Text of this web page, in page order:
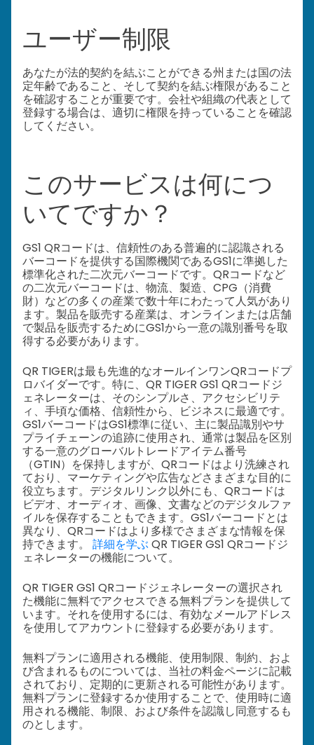
ユーザー制限
あなたが法的契約を結ぶことができる州または国の法
定年齢であること、そして契約を結ぶ権限があること
を確認することが重要です。会社や組織の代表として
登録する場合は、適切に権限を持っていることを確認
してください。
このサービスは何につ
いてですか？
GS1 QRコードは、信頼性のある普遍的に認識される
バーコードを提供する国際機関であるGS1に準拠した
標準化された二次元バーコードです。QRコードなど
の二次元バーコードは、物流、製造、CPG（消費
財）などの多くの産業で数十年にわたって人気があり
ます。製品を販売する産業は、オンラインまたは店舗
で製品を販売するためにGS1から一意の識別番号を取
得する必要があります。
QR TIGERは最も先進的なオールインワンQRコードプ
ロバイダーです。特に、QR TIGER GS1 QRコードジ
ェネレーターは、そのシンプルさ、アクセシビリテ
ィ、手頃な価格、信頼性から、ビジネスに最適です。
GS1バーコードはGS1標準に従い、主に製品識別やサ
プライチェーンの追跡に使用され、通常は製品を区別
する一意のグローバルトレードアイテム番号
（GTIN）を保持しますが、QRコードはより洗練され
ており、マーケティングや広告などさまざまな目的に
役立ちます。デジタルリンク以外にも、QRコードは
ビデオ、オーディオ、画像、文書などのデジタルファ
イルを保存することもできます。GS1バーコードとは
異なり、QRコードはより多様でさまざまな情報を保
持できます。 詳細を学ぶQR TIGER GS1 QRコードジ
ェネレーターの機能について。
QR TIGER GS1 QRコードジェネレーターの選択され
た機能に無料でアクセスできる無料プランを提供して
います。それを使用するには、有効なメールアドレス
を使用してアカウントに登録する必要があります。
無料プランに適用される機能、使用制限、制約、およ
び含まれるものについては、当社の料金ページに記載
されており、定期的に更新される可能性があります。
無料プランに登録するか使用することで、使用時に適
用される機能、制限、および条件を認識し同意するも
のとします。